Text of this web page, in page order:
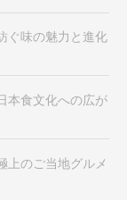
ぐ味の魅力と進化
本食文化への広が
上のご当地グルメ